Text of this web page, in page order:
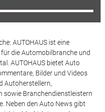
AUTOHAUS ist eine
die Automobilbranche und
AUTOHAUS bietet Auto
Bilder und Videos
Autoherstellern,
Branchendienstleistern
Neben den Auto News gibt